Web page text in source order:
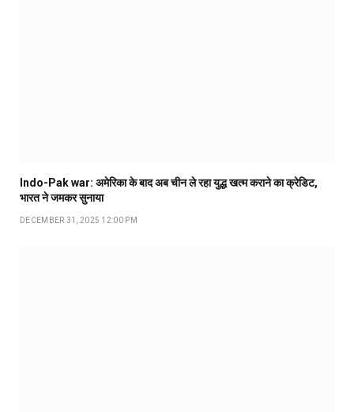
Indo-Pak war: अमेरिका के बाद अब चीन ले रहा युद्ध खत्म कराने का क्रेडिट,
भारत ने जमकर सुनाया
DECEMBER 31, 2025 12:00 PM